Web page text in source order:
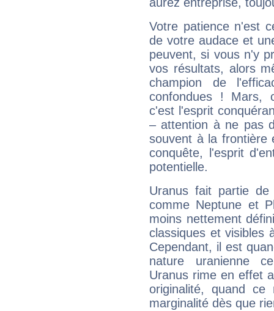
Votre patience n'est
de votre audace et
peuvent, si vous n'y
vos résultats, alors
champion de
confondues ! Mars,
c'est l'esprit
– attention à ne pas
souvent à la frontière
conquête, l'esprit
potentielle.
Uranus fait partie
comme Neptune et
moins nettement
classiques et visibles
Cependant, il est
nature uranienne
Uranus rime en effet
originalité, quand ce
marginalité dès que